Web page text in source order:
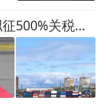
美投票86赞成11反对，拟征500%关税，特朗普未发声